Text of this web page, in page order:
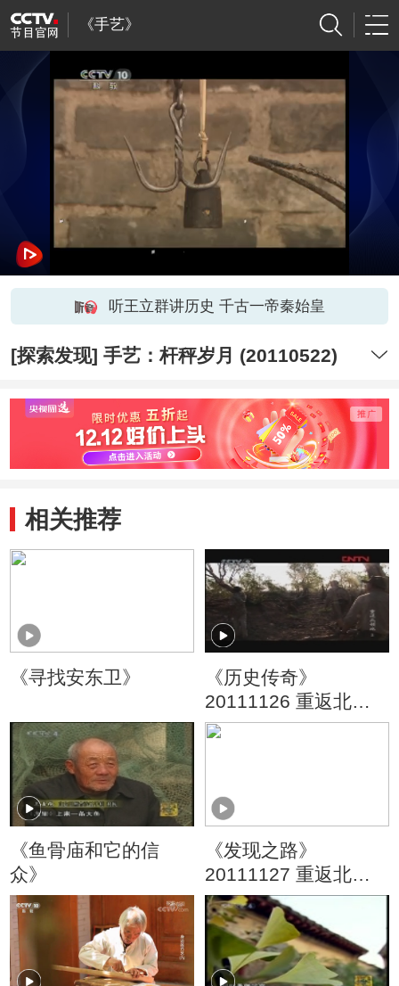
《手艺》
听王立群讲历史 千古一帝秦始皇
[探索发现] 手艺：杆秤岁月 (20110522)
相关推荐
《寻找安东卫》
《历史传奇》
20111126 重返北领
地 第二集 生死法则
《鱼骨庙和它的信
众》
《发现之路》
20111127 重返北领
地 第三集 海边传说